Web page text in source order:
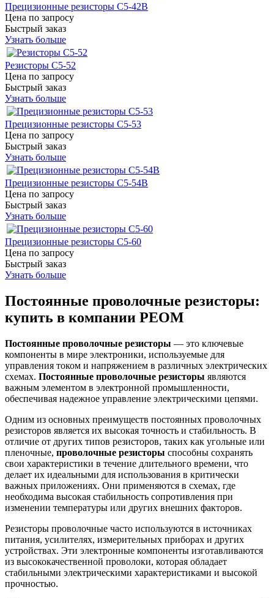
Прецизионные резисторы С5-42В
Цена по запросу
Быстрый заказ
Узнать больше
Резисторы С5-52
Цена по запросу
Быстрый заказ
Узнать больше
Прецизионные резисторы С5-53
Цена по запросу
Быстрый заказ
Узнать больше
Прецизионные резисторы С5-54В
Цена по запросу
Быстрый заказ
Узнать больше
Прецизионные резисторы С5-60
Цена по запросу
Быстрый заказ
Узнать больше
Постоянные проволочные резисторы:
купить в компании РЕОМ
Постоянные проволочные резисторы — это ключевые
компоненты в мире электроники, используемые для
управления током и напряжением в различных электрических
схемах. Постоянные проволочные резисторы являются
важным элементом в электронной промышленности,
обеспечивая надежное управление электрическими цепями.
Одним из основных преимуществ постоянных проволочных
резисторов является их высокая точность и стабильность. В
отличие от других типов резисторов, таких как угольные или
пленочные, проволочные резисторы способны сохранять
свои характеристики в течение длительного времени, что
делает их идеальными для использования в критически
важных приложениях. Они применяются в схемах, где
необходима высокая стабильность сопротивления при
изменении температуры или других внешних факторов.
Резисторы проволочные часто используются в источниках
питания, усилителях, измерительных приборах и других
устройствах. Эти электронные компоненты изготавливаются
из высококачественной проволоки, которая обладает
стабильными электрическими характеристиками и высокой
прочностью.